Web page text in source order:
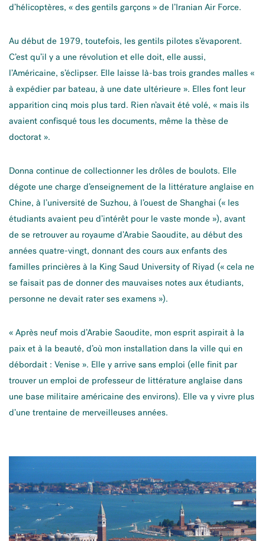
d’hélicoptères, « des gentils garçons » de l’Iranian Air Force.
Au début de 1979, toutefois, les gentils pilotes s’évaporent.
C’est qu’il y a une révolution et elle doit, elle aussi,
l’Américaine, s’éclipser. Elle laisse là-bas trois grandes malles «
à expédier par bateau, à une date ultérieure ». Elles font leur
apparition cinq mois plus tard. Rien n’avait été volé, « mais ils
avaient confisqué tous les documents, même la thèse de
doctorat ».
Donna continue de collectionner les drôles de boulots. Elle
dégote une charge d’enseignement de la littérature anglaise en
Chine, à l’université de Suzhou, à l’ouest de Shanghai (« les
étudiants avaient peu d’intérêt pour le vaste monde »), avant
de se retrouver au royaume d’Arabie Saoudite, au début des
années quatre-vingt, donnant des cours aux enfants des
familles princières à la King Saud University of Riyad (« cela ne
se faisait pas de donner des mauvaises notes aux étudiants,
personne ne devait rater ses examens »).
« Après neuf mois d’Arabie Saoudite, mon esprit aspirait à la
paix et à la beauté, d’où mon installation dans la ville qui en
débordait : Venise ». Elle y arrive sans emploi (elle finit par
trouver un emploi de professeur de littérature anglaise dans
une base militaire américaine des environs). Elle va y vivre plus
d’une trentaine de merveilleuses années.